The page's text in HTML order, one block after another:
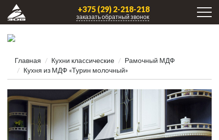
+375 (29) 2-218-218
заказать обратный звонок
Главная Кухни клаcсические
Рамочный МДФ
Кухня из МДФ «Турин молочный»